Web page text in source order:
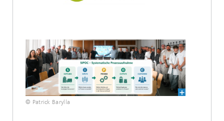
© Patrick Barylla